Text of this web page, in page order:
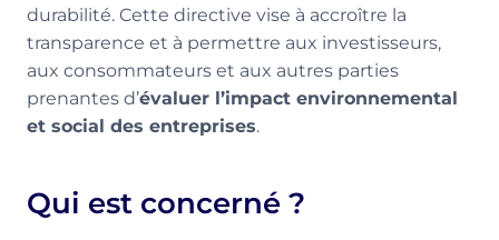
durabilité. Cette directive vise à accroître la
transparence et à permettre aux investisseurs,
aux consommateurs et aux autres parties
prenantes d’évaluer l’impact environnemental
et social des entreprises.
Qui est concerné ?